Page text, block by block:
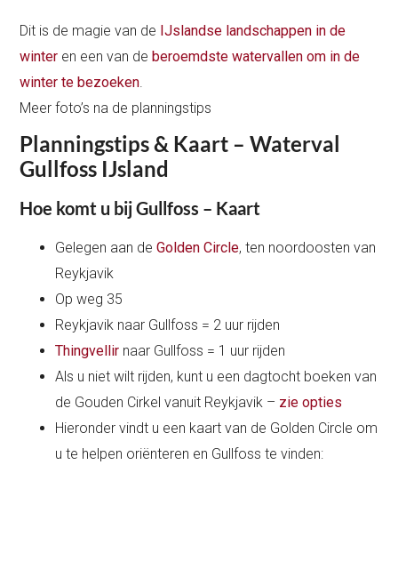
Dit is de magie van de IJslandse landschappen in de
winter en een van deberoemdste watervallen om in de
winter te bezoeken.
Meer foto’s na de planningstips
Planningstips & Kaart – Waterval
Gullfoss IJsland
Hoe komt u bij Gullfoss – Kaart
Gelegen aan deGolden Circle, ten noordoosten van
Reykjavik
Op weg 35
Reykjavik naar Gullfoss = 2 uur rijden
Thingvellir naar Gullfoss = 1 uur rijden
Als u niet wilt rijden, kunt u een dagtocht boeken van
de Gouden Cirkel vanuit Reykjavik – zie opties
Hieronder vindt u een kaart van de Golden Circle om
u te helpen oriënteren en Gullfoss te vinden: